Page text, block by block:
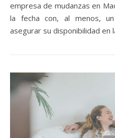
empresa de mudanzas en
la fecha con, al menos,
asegurar su disponibilidad en